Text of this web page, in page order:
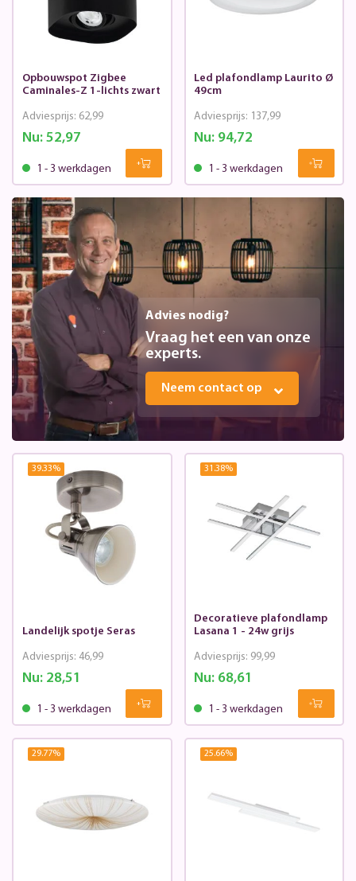
Opbouwspot Zigbee
Caminales-Z 1-lichts zwart
Nu:52,97
Adviesprijs: 62,99
1 - 3 werkdagen
Led plafondlamp Laurito Ø
49cm
Nu: 94,72
Adviesprijs: 137,99
1 - 3 werkdagen
Advies nodig?
Vraag het een van onze
experts.
Neem contact op
39.33%
Landelijk spotje Seras
Nu:28,51
Adviesprijs: 46,99
1 - 3 werkdagen
31.38%
Decoratieve plafondlamp
Lasana 1 - 24w grijs
Nu: 68,61
Adviesprijs: 99,99
1 - 3 werkdagen
29.77% 25.66%